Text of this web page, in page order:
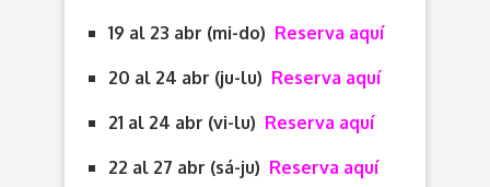
19 al 23 abr (mi-do) Reserva aquí
20 al 24 abr (ju-lu) Reserva aquí
21 al 24 abr (vi-lu) Reserva aquí
22 al 27 abr (sá-ju) Reserva aquí